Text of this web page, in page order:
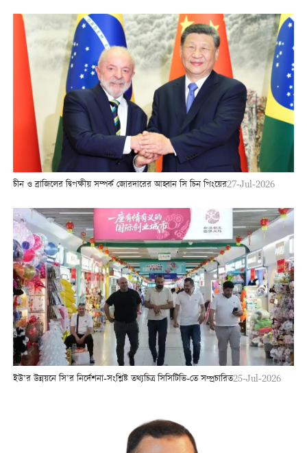
চীন ও ব্রাজিলের দ্বিপক্ষীয় সম্পর্ক জোরদারের আহ্বান সি চিন পিংয়ের27-Jul-2026
ইউ’র উন্নয়নে সি’র নির্দেশনা-সংশ্লিষ্ট তথ্যচিত্র সিসিটিভি-তে সম্প্রচারিত25-Jul-2026